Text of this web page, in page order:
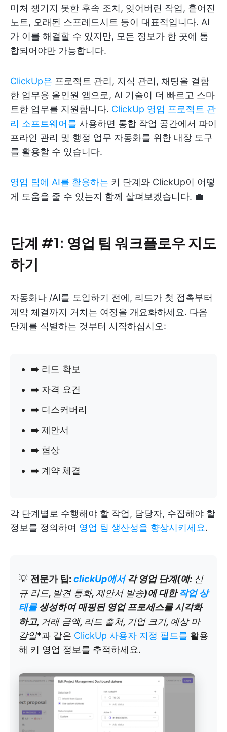
미처 챙기지 못한 후속 조치, 잊어버린 작업, 흩어진
노트, 오래된 스프레드시트 등이 대표적입니다. AI
가 이를 해결할 수 있지만, 모든 정보가 한 곳에 통
합되어야만 가능합니다.
ClickUp은 프로젝트 관리, 지식 관리, 채팅을 결합
한 업무용 올인원 앱으로, AI 기술이 더 빠르고 스마
트한 업무를 지원합니다. ClickUp 영업 프로젝트 관
리 소프트웨어를 사용하면 통합 작업 공간에서 파이
프라인 관리 및 행정 업무 자동화를 위한 내장 도구
를 활용할 수 있습니다.
영업 팀에 AI를 활용하는 키 단계와 ClickUp이 어떻
게 도움을 줄 수 있는지 함께 살펴보겠습니다. 💼
단계 #1: 영업 팀 워크플로우 지도
하기
자동화나 /AI를 도입하기 전에, 리드가 첫 접촉부터
계약 체결까지 거치는 여정을 개요화하세요. 다음
단계를 식별하는 것부터 시작하십시오:
➡️ 리드 확보
➡️ 자격 요건
➡️ 디스커버리
➡️ 제안서
➡️ 협상
➡️ 계약 체결
각 단계별로 수행해야 할 작업, 담당자, 수집해야 할
정보를 정의하여 영업 팀 생산성을 향상시키세요.
💡 전문가 팁: clickUp에서각 영업 단계(예: 신
규 리드, 발견 통화, 제안서 발송)에 대한작업 상
태를생성하여 매핑된 영업 프로세스를 시각화
하고, 거래 금액, 리드 출처, 기업 크기, 예상 마
감일*과 같은 ClickUp 사용자 지정 필드를 활용
해 키 영업 정보를 추적하세요.